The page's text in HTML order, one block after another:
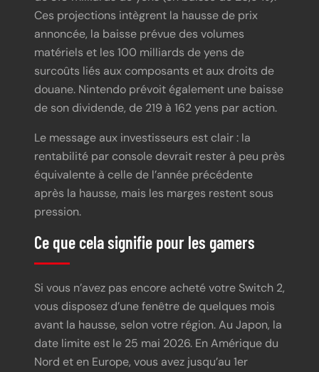
Ces projections intègrent la hausse de prix
annoncée, la baisse prévue des volumes
matériels et les 100 milliards de yens de
surcoûts liés aux composants et aux droits de
douane. Nintendo prévoit également une baisse
de son dividende, de 219 à 162 yens par action.
Le message aux investisseurs est clair : la
rentabilité par console devrait rester à peu près
équivalente à celle de l’année précédente
après la hausse, mais les marges restent sous
pression.
Ce que cela signifie pour les gamers
Si vous n’avez pas encore acheté votre Switch 2,
vous disposez d’une fenêtre de quelques mois
avant la hausse, selon votre région. Au Japon, la
date limite est le 25 mai 2026. En Amérique du
Nord et en Europe, vous avez jusqu’au 1er